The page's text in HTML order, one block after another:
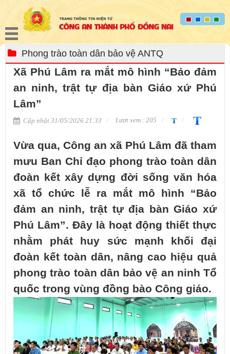
Phong trào toàn dân bảo vệ ANTQ
Xã Phú Lâm ra mắt mô hình “Bảo đảm
an ninh, trật tự địa bàn Giáo xứ Phú
Lâm”
Cập nhật 31/05/2026 21:33 Lượt xem : 205
Vừa qua, Công an xã Phú Lâm đã tham
mưu Ban Chỉ đạo phong trào toàn dân
đoàn kết xây dựng đời sống văn hóa
xã tổ chức lễ ra mắt mô hình “Bảo
đảm an ninh, trật tự địa bàn Giáo xứ
Phú Lâm”. Đây là hoạt động thiết thực
nhằm phát huy sức mạnh khối đại
đoàn kết toàn dân, nâng cao hiệu quả
phong trào toàn dân bảo vệ an ninh Tổ
quốc trong vùng đồng bào Công giáo.